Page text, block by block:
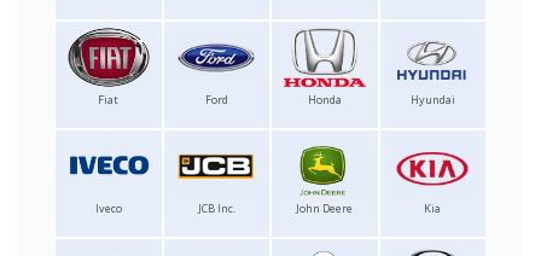
Fiat Ford Honda Hyundai
Iveco JCB Inc. John Deere Kia